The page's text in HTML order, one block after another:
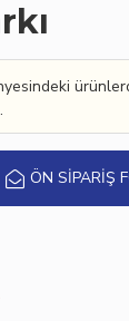
ÖN SIPARIŞ